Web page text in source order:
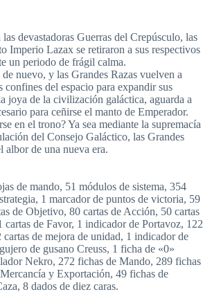
devastadoras Guerras del Crepúsculo, las
Imperio Lazax se retiraron a sus respectivos
un periodo de frágil calma.
nuevo, y las Grandes Razas vuelven a
confines del espacio para expandir sus
joya de la civilización galáctica, aguarda a
para ceñirse el manto de Emperador.
en el trono? Ya sea mediante la supremacía
del Consejo Galáctico, las Grandes
albor de una nueva era.
de mando, 51 módulos de sistema, 354
1 marcador de puntos de victoria, 59
de Objetivo, 80 cartas de Acción, 50 cartas
cartas de Favor, 1 indicador de Portavoz, 122
de mejora de unidad, 1 indicador de
de gusano Creuss, 1 ficha de «0»
Nekro, 272 fichas de Mando, 289 fichas
y Exportación, 49 fichas de
8 dados de diez caras.